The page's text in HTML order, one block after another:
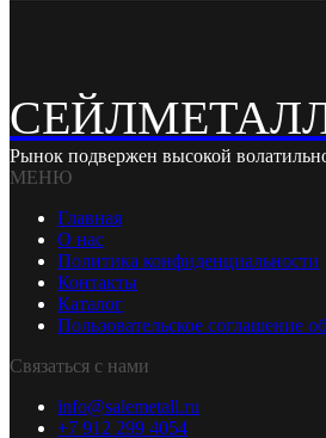
Рынок подвержен высокой
МЕНЮ
Главная
О нас
Политика конфиденциальности
Контакты
Каталог
Пользовательское соглашение
Связаться с нами
info@salemetall.ru
+7 912 299 4054